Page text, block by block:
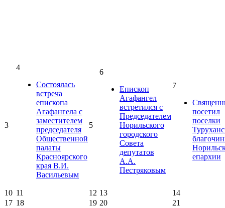
3
4
Состоялась
встреча
епископа
Агафангела с
заместителем
председателя
Общественной
палаты
Красноярского
края В.И.
Васильевым
5
6
Епископ
Агафангел
встретился с
Председателем
Норильского
городского
Совета
депутатов
А.А.
Пестряковым
7
посетил
поселки
епархии
10 11 12 13
14
17 18 19 20
21